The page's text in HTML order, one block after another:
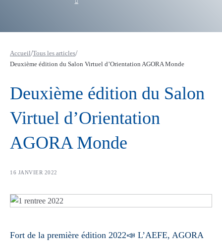
Accueil/Tous les articles/
Deuxième édition du Salon Virtuel d’Orientation AGORA Monde
Deuxième édition du Salon
Virtuel d’Orientation
AGORA Monde
16 JANVIER 2022
Fort de la première édition 2022📣 L’AEFE, AGORA